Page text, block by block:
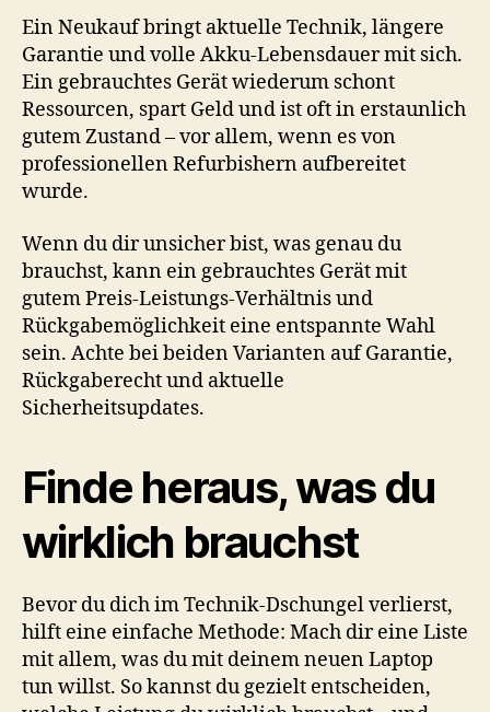
Ein Neukauf bringt aktuelle Technik, längere
Garantie und volle Akku-Lebensdauer mit sich.
Ein gebrauchtes Gerät wiederum schont
Ressourcen, spart Geld und ist oft in erstaunlich
gutem Zustand – vor allem, wenn es von
professionellen Refurbishern aufbereitet
wurde.
Wenn du dir unsicher bist, was genau du
brauchst, kann ein gebrauchtes Gerät mit
gutem Preis-Leistungs-Verhältnis und
Rückgabemöglichkeit eine entspannte Wahl
sein. Achte bei beiden Varianten auf Garantie,
Rückgaberecht und aktuelle
Sicherheitsupdates.
Finde heraus, was du
wirklich brauchst
Bevor du dich im Technik-Dschungel verlierst,
hilft eine einfache Methode: Mach dir eine Liste
mit allem, was du mit deinem neuen Laptop
tun willst. So kannst du gezielt entscheiden,